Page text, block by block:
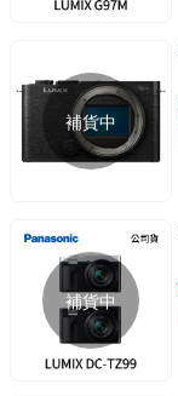
補貨中
補貨中